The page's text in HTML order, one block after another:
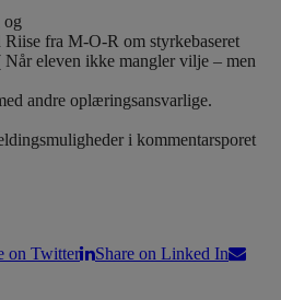
og
fra M-O-R om styrkebaseret
eleven ikke mangler vilje – men
andre oplæringsansvarlige.
i kommentarsporet
on Twitter
Share on Linked In